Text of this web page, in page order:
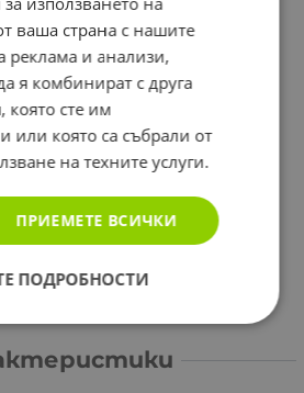
вегетарианци
температура.
& Barrett
ваша страна с нашите
реклама и анализи,
я комбинират с друга
сте им
или която са събрали от
на техните услуги.
ПРИЕМЕТЕ ВСИЧКИ
ПОДРОБНОСТИ